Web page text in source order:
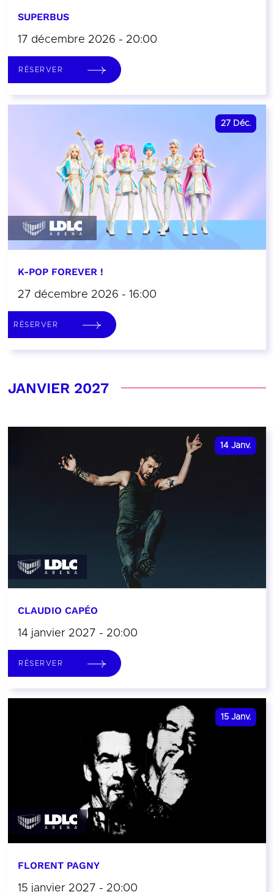
SUPERBUS
17 décembre 2026 - 20:00
RÉSERVER
27 Déc.
K-POP FOREVER !
27 décembre 2026 - 16:00
RÉSERVER
JANVIER 2027
14 Janv.
CLAUDIO CAPÉO
14 janvier 2027 - 20:00
RÉSERVER
15 Janv.
FLORENT PAGNY
15 janvier 2027 - 20:00